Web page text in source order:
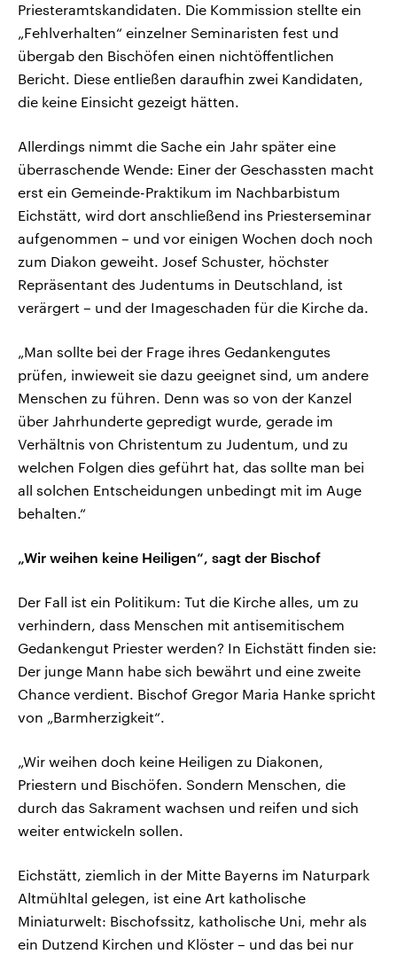
Priesteramtskandidaten. Die Kommission stellte ein
„Fehlverhalten“ einzelner Seminaristen fest und
übergab den Bischöfen einen nichtöffentlichen
Bericht. Diese entließen daraufhin zwei Kandidaten,
die keine Einsicht gezeigt hätten.
Allerdings nimmt die Sache ein Jahr später eine
überraschende Wende: Einer der Geschassten macht
erst ein Gemeinde-Praktikum im Nachbarbistum
Eichstätt, wird dort anschließend ins Priesterseminar
aufgenommen – und vor einigen Wochen doch noch
zum Diakon geweiht. Josef Schuster, höchster
Repräsentant des Judentums in Deutschland, ist
verärgert – und der Imageschaden für die Kirche da.
„Man sollte bei der Frage ihres Gedankengutes
prüfen, inwieweit sie dazu geeignet sind, um andere
Menschen zu führen. Denn was so von der Kanzel
über Jahrhunderte gepredigt wurde, gerade im
Verhältnis von Christentum zu Judentum, und zu
welchen Folgen dies geführt hat, das sollte man bei
all solchen Entscheidungen unbedingt mit im Auge
behalten.“
„Wir weihen keine Heiligen“, sagt der Bischof
Der Fall ist ein Politikum: Tut die Kirche alles, um zu
verhindern, dass Menschen mit antisemitischem
Gedankengut Priester werden? In Eichstätt finden sie:
Der junge Mann habe sich bewährt und eine zweite
Chance verdient. Bischof Gregor Maria Hanke spricht
von „Barmherzigkeit“.
„Wir weihen doch keine Heiligen zu Diakonen,
Priestern und Bischöfen. Sondern Menschen, die
durch das Sakrament wachsen und reifen und sich
weiter entwickeln sollen.
Eichstätt, ziemlich in der Mitte Bayerns im Naturpark
Altmühltal gelegen, ist eine Art katholische
Miniaturwelt: Bischofssitz, katholische Uni, mehr als
ein Dutzend Kirchen und Klöster – und das bei nur